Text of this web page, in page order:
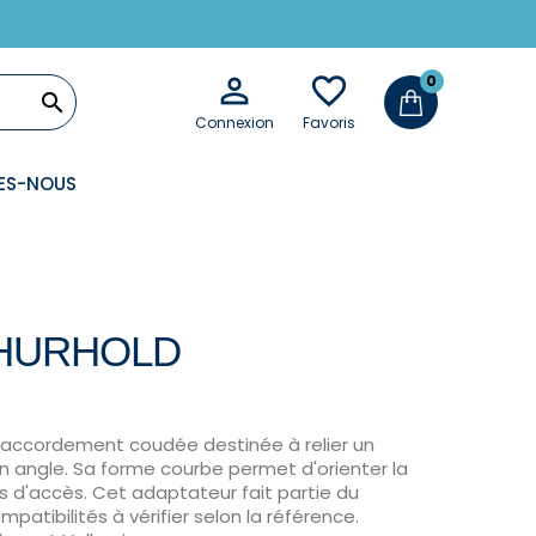
 
Connexion
favorite_border
Favoris
0
NOUS
coudée destinée à relier un
Sa forme courbe permet d'orienter la
d'accès. Cet adaptateur fait partie du
à vérifier selon la référence.